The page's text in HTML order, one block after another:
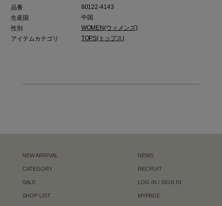
品番
80122-4143
生産国
中国
性別
WOMEN(ウィメンズ)
アイテムカテゴリ
TOPS(トップス)
NEW ARRIVAL
CATEGORY
SALE
SHOP LIST
NEWS
RECRUIT
LOG IN / SIGN IN
MYPAGE